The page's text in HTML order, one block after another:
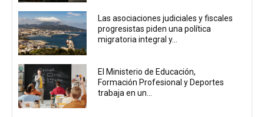
Las asociaciones judiciales y fiscales
progresistas piden una política
migratoria integral y...
El Ministerio de Educación,
Formación Profesional y Deportes
trabaja en un...